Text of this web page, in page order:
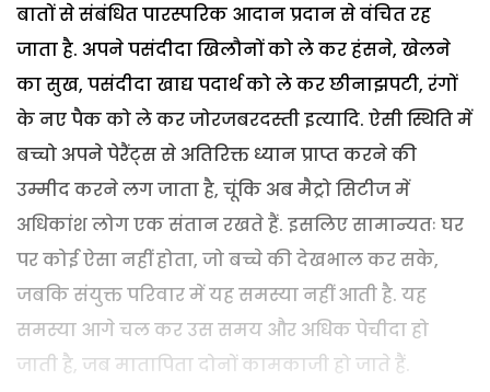
बातों से संबंधित पारस्परिक आदान प्रदान से वंचित रह
जाता है. अपने पसंदीदा खिलौनों को ले कर हंसने, खेलने
का सुख, पसंदीदा खाद्य पदार्थ को ले कर छीनाझपटी, रंगों
के नए पैक को ले कर जोरजबरदस्ती इत्यादि. ऐसी स्थिति में
बच्चो अपने पेरैंट्स से अतिरिक्त ध्यान प्राप्त करने की
उम्मीद करने लग जाता है, चूंकि अब मैट्रो सिटीज में
अधिकांश लोग एक संतान रखते हैं. इसलिए सामान्यतः घर
पर कोई ऐसा नहीं होता, जो बच्चे की देखभाल कर सके,
जबकि संयुक्त परिवार में यह समस्या नहीं आती है. यह
समस्या आगे चल कर उस समय और अधिक पेचीदा हो
जाती है, जब मातापिता दोनों कामकाजी हो जाते हैं.